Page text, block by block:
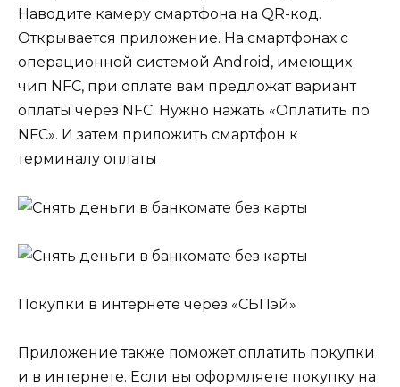
Наводите камеру смартфона на QR-код.
Открывается приложение. На смартфонах с
операционной системой Android, имеющих
чип NFC, при оплате вам предложат вариант
оплаты через NFC. Нужно нажать «Оплатить по
NFC». И затем приложить смартфон к
терминалу оплаты .
Покупки в интернете через «СБПэй»
Приложение также поможет оплатить покупки
и в интернете. Если вы оформляете покупку на